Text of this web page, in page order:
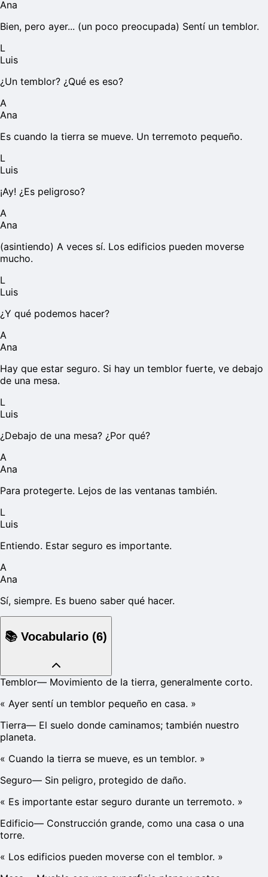
Ana
Bien, pero ayer... (un poco preocupada) Sentí un temblor.
L
Luis
¿Un temblor? ¿Qué es eso?
A
Ana
Es cuando la tierra se mueve. Un terremoto pequeño.
L
Luis
¡Ay! ¿Es peligroso?
A
Ana
(asintiendo) A veces sí. Los edificios pueden moverse
mucho.
L
Luis
¿Y qué podemos hacer?
A
Ana
Hay que estar seguro. Si hay un temblor fuerte, ve debajo
de una mesa.
L
Luis
¿Debajo de una mesa? ¿Por qué?
A
Ana
Para protegerte. Lejos de las ventanas también.
L
Luis
Entiendo. Estar seguro es importante.
A
Ana
Sí, siempre. Es bueno saber qué hacer.
📚 Vocabulario (6)
Temblor— Movimiento de la tierra, generalmente corto.
« Ayer sentí un temblor pequeño en casa. »
Tierra— El suelo donde caminamos; también nuestro
planeta.
« Cuando la tierra se mueve, es un temblor. »
Seguro— Sin peligro, protegido de daño.
« Es importante estar seguro durante un terremoto. »
Edificio— Construcción grande, como una casa o una
torre.
« Los edificios pueden moverse con el temblor. »